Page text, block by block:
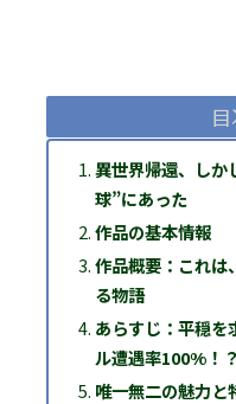
異世界帰還、しか
球”にあった
作品の基本情報
作品概要：これは
る物語
あらすじ：平穏を
ル遭遇率100%！？
唯一無二の魅力と